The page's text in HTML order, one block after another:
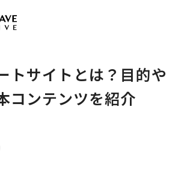
トサイトとは？目的や
コンテンツを紹介